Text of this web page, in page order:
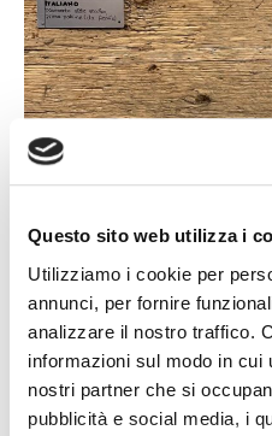
Questo sito web utilizza i
Utilizziamo i cookie per
annunci, per fornire
analizzare il nostro traffico.
informazioni sul modo in
nostri partner che si
pubblicità e social media, i
Pavimento Abete
(da